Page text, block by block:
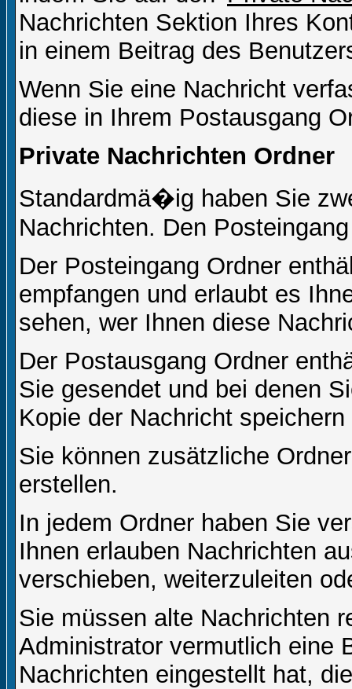
Nachrichten Sektion Ihres
in einem Beitrag des
Wenn Sie eine Nachricht
diese in Ihrem Postausgang
Private Nachrichten Ordner
Standardmä�ig haben Sie
Nachrichten. Den
Der Posteingang Ordner
empfangen und erlaubt es
sehen, wer Ihnen diese
Der Postausgang Ordner
Sie gesendet und bei denen
Kopie der Nachricht
Sie können zusätzliche
erstellen.
In jedem Ordner haben Sie
Ihnen erlauben Nachrichten
verschieben, weiterzuleiten
Sie müssen alte Nachrichten
Administrator vermutlich eine
Nachrichten eingestellt hat,